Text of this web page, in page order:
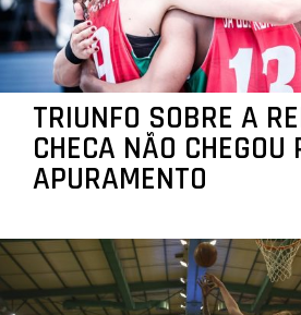
TRIUNFO SOBRE A
CHECA NÃO CHEGOU
APURAMENTO